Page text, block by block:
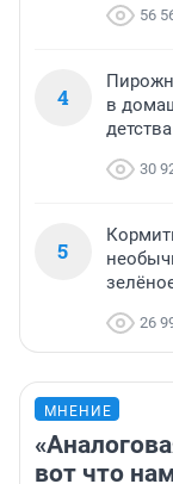
56
4
в
детства
30
5
26
МНЕНИЕ
вот что